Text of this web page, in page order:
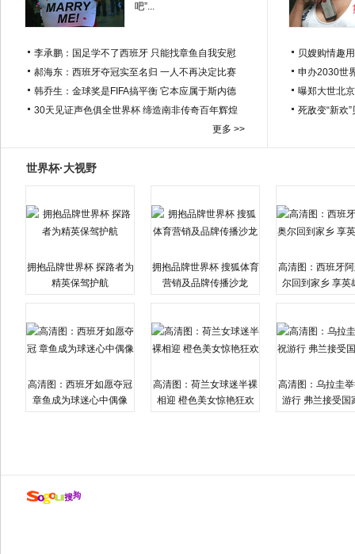
吧”...
李承鹏：国足学不了西班牙 只能找章鱼自我安慰
郝海东：西班牙夺冠实至名归 一人不再决定比赛
韩乔生：金球奖是FIFA搞平衡 它本应属于斯内德
30天见证声色俱全世界杯 缔造南非传奇百年辉煌
更多 >>
贝嫂购情趣
申办2030世
曝郑大世北
死敌变“新欢
世界杯·大视野
拥抱品牌世界杯 探路者为
精英保驾护航
拥抱品牌世界杯 搜狐体育
营销及品牌传播沙龙
高清图：西班牙
尔回到家乡 享英
高清图：西班牙如愿夺冠
章鱼成为球迷心中偶像
高清图：荷兰女球迷半裸
相迎 橙色美女惊艳狂欢
高清图：乌拉圭
游行 弗兰接受国